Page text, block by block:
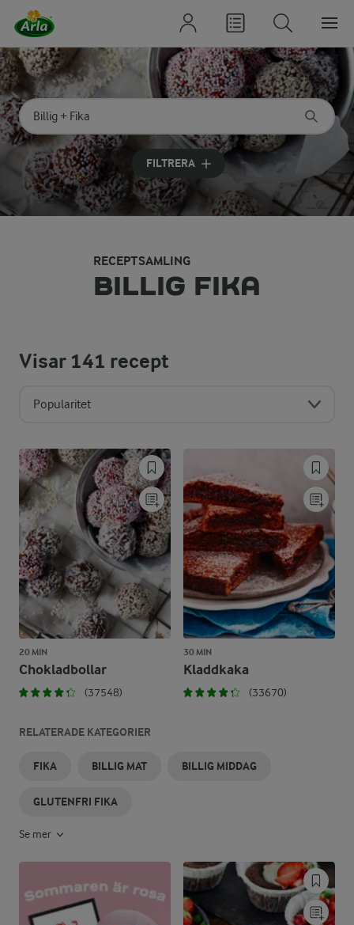
Sök på kategori eller ingrediens
Skriv in sökord för att få förslag
FILTRERA
RECEPTSAMLING
BILLIG FIKA
Visar141 recept
Popularitet
20 MIN
Chokladbollar
(37548)
30 MIN
Kladdkaka
(33670)
RELATERADE KATEGORIER
FIKA BILLIG MAT BILLIG MIDDAG
GLUTENFRI FIKA
Se mer